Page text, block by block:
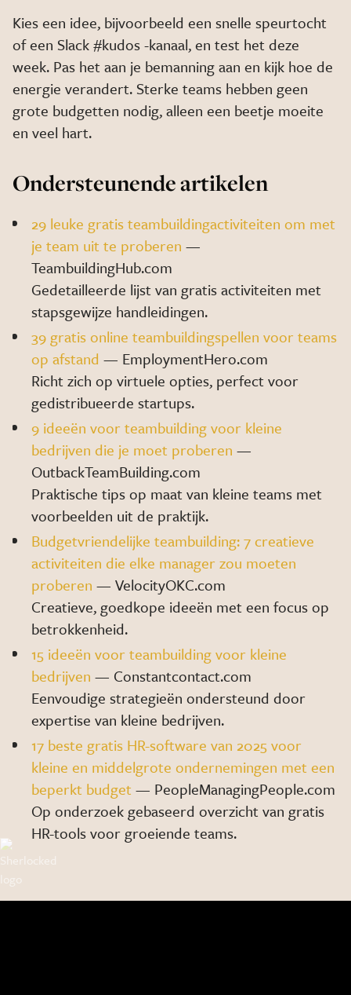
Kies een idee, bijvoorbeeld een snelle speurtocht
of een Slack #kudos -kanaal, en test het deze
week. Pas het aan je bemanning aan en kijk hoe de
energie verandert. Sterke teams hebben geen
grote budgetten nodig, alleen een beetje moeite
en veel hart.
Ondersteunende artikelen
29 leuke gratis teambuildingactiviteiten om met
je team uit te proberen —
TeambuildingHub.com
Gedetailleerde lijst van gratis activiteiten met
stapsgewijze handleidingen.
39 gratis online teambuildingspellen voor teams
op afstand — EmploymentHero.com
Richt zich op virtuele opties, perfect voor
gedistribueerde startups.
9 ideeën voor teambuilding voor kleine
bedrijven die je moet proberen —
OutbackTeamBuilding.com
Praktische tips op maat van kleine teams met
voorbeelden uit de praktijk.
Budgetvriendelijke teambuilding: 7 creatieve
activiteiten die elke manager zou moeten
proberen — VelocityOKC.com
Creatieve, goedkope ideeën met een focus op
betrokkenheid.
15 ideeën voor teambuilding voor kleine
bedrijven — Constantcontact.com
Eenvoudige strategieën ondersteund door
expertise van kleine bedrijven.
17 beste gratis HR-software van 2025 voor
kleine en middelgrote ondernemingen met een
beperkt budget — PeopleManagingPeople.com
Op onderzoek gebaseerd overzicht van gratis
HR-tools voor groeiende teams.